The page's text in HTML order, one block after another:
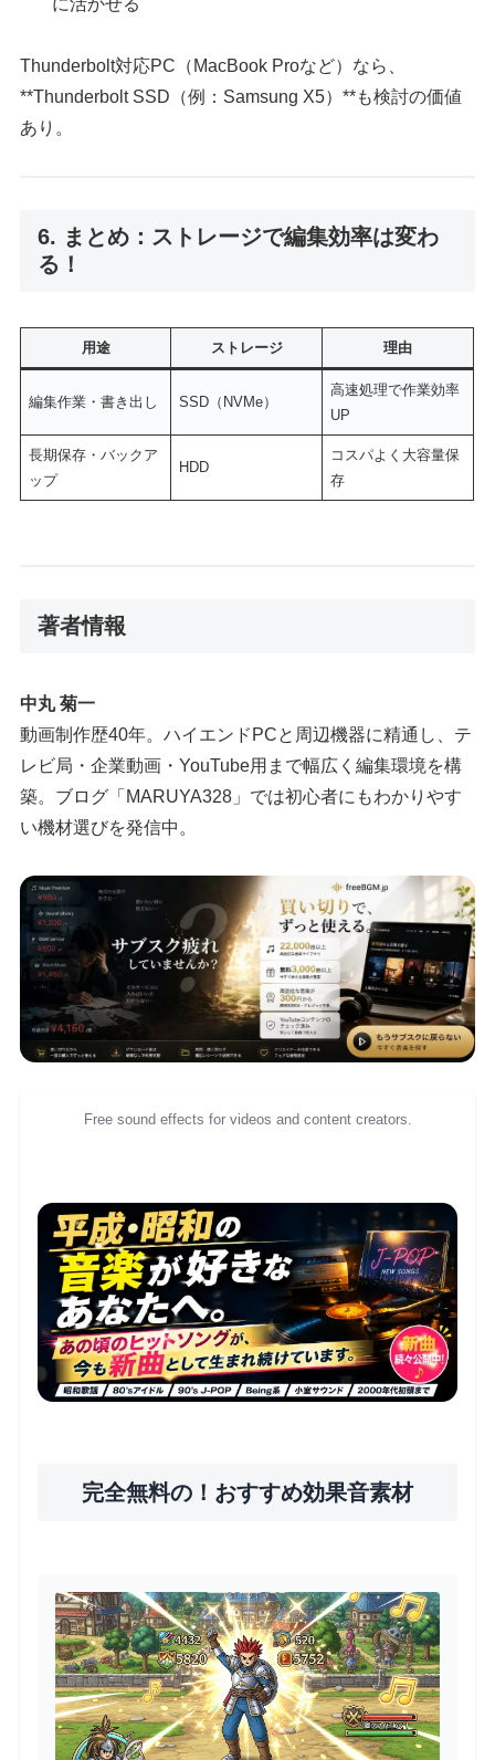
Thunderbolt対応PC（MacBook Proなど）なら、
**Thunderbolt SSD（例：Samsung X5）**も検討の価値
あり。
6. まとめ：ストレージで編集効率は変わ
る！
用途 ストレージ 理由
編集作業・書き出し SSD（NVMe）
高速処理で作業効率
UP
長期保存・バックア
ップ
HDD
コスパよく大容量保
存
著者情報
中丸 菊一
動画制作歴40年。ハイエンドPCと周辺機器に精通し、テ
レビ局・企業動画・YouTube用まで幅広く編集環境を構
築。ブログ「MARUYA328」では初心者にもわかりやす
い機材選びを発信中。
Free sound effects for videos and content creators.
完全無料の！おすすめ効果音素材